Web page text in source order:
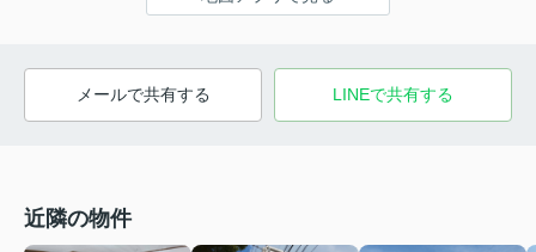
メールで共有する LINEで共有する
近隣の物件